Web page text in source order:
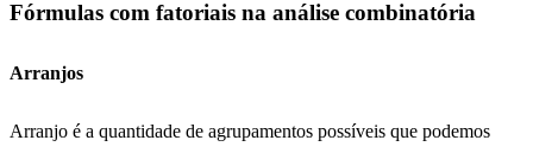
Fórmulas com fatoriais na análise combinatória
Arranjos
Arranjo é a quantidade de agrupamentos possíveis que podemos